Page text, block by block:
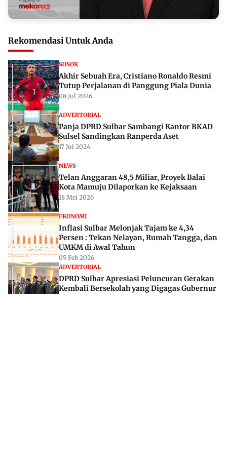
Rekomendasi Untuk Anda
SOSOK
Akhir Sebuah Era, Cristiano Ronaldo Resmi
Tutup Perjalanan di Panggung Piala Dunia
08 Jul 2026
ADVERTORIAL
Panja DPRD Sulbar Sambangi Kantor BKAD
Sulsel Sandingkan Ranperda Aset
17 Jul 2024
NEWS
Telan Anggaran 48,5 Miliar, Proyek Balai
Kota Mamuju Dilaporkan ke Kejaksaan
18 Mei 2026
EKONOMI
Inflasi Sulbar Melonjak Tajam ke 4,34
Persen : Tekan Nelayan, Rumah Tangga, dan
UMKM di Awal Tahun
05 Feb 2026
ADVERTORIAL
DPRD Sulbar Apresiasi Peluncuran Gerakan
Kembali Bersekolah yang Digagas Gubernur